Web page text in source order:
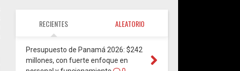
RECIENTES ALEATORIO
Presupuesto de Panamá 2026: $242
millones, con fuerte enfoque en